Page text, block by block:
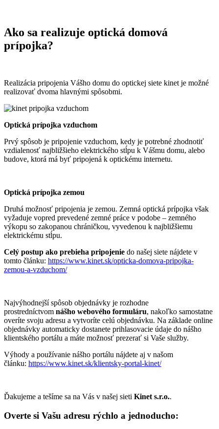
Ako sa realizuje optická domová
prípojka?
Realizácia pripojenia Vášho domu do optickej siete kinet je možné
realizovať dvoma hlavnými spôsobmi.
Optická prípojka vzduchom
Prvý spôsob je pripojenie vzduchom, kedy je potrebné zhodnotiť
vzdialenosť najbližšieho elektrického stĺpu k Vášmu domu, alebo
budove, ktorá má byť pripojená k optickému internetu.
Optická prípojka zemou
Druhá možnosť pripojenia je zemou. Zemná optická prípojka však
vyžaduje vopred prevedené zemné práce v podobe – zemného
výkopu so zakopanou chráničkou, vyvedenou k najbližšiemu
elektrickému stĺpu.
Celý postup ako prebieha pripojenie do našej siete nájdete v
tomto článku: https://www.kinet.sk/opticka-domova-pripojka-
zemou-a-vzduchom/
Najvýhodnejší spôsob objednávky je rozhodne
prostredníctvom nášho webového formuláru, nakoľko samostatne
overíte svoju adresu a vytvoríte celú objednávku. Na základe online
objednávky automaticky dostanete prihlasovacie údaje do nášho
klientského portálu a máte možnosť prezerať si Vaše služby.
Výhody a používanie nášho portálu nájdete aj v našom
článku: https://www.kinet.sk/klientsky-portal-kinet/
Ďakujeme a tešíme sa na Vás v našej sieti Kinet s.r.o..
Overte si Vašu adresu rýchlo a jednoducho: